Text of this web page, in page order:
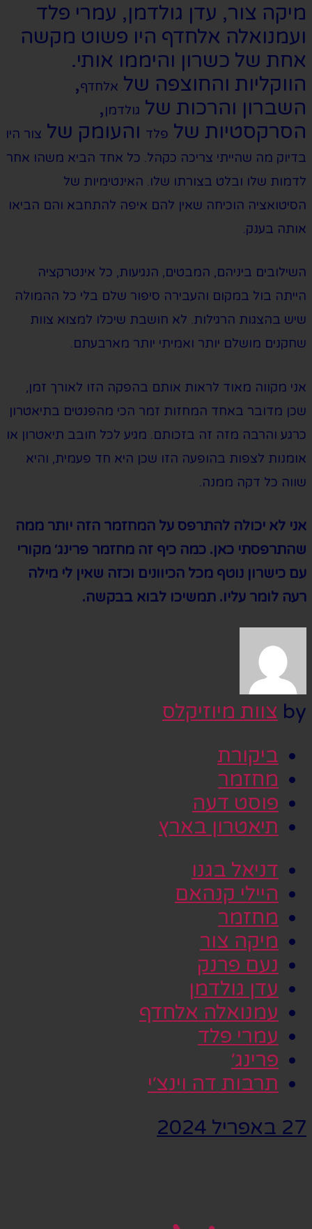
מיקה צור, עדן גולדמן, עמרי פלד
ועמנואלה אלחדף היו פשוט מקשה
אחת של כשרון והיממו אותי.
הווקליות והחוצפה של אלחדף,
השברון והרכות של גולדמן,
הסרקסטיות של פלד והעומק של צור היו
בדיוק מה שהייתי צריכה כקהל. כל אחד הביא משהו אחר
לדמות שלו ובלט בצורתו שלו. האינטימיות של
הסיטואציה הוכיחה שאין להם איפה להתחבא והם הביאו
אותה בענק.
השילובים ביניהם, המבטים, הנגיעות, כל אינטרקציה
הייתה בול במקום והעבירה סיפור שלם בלי כל ההמולה
שיש בהצגות הרגילות. לא חושבת שיכלו למצוא צוות
שחקנים מושלם יותר ואמיתי יותר מארבעתם.
אני מקווה מאוד לראות אותם בהפקה הזו לאורך זמן,
שכן מדובר באחד המחזות זמר הכי מהפנטים בתיאטרון
כרגע והרבה מזה זה בזכותם. מגיע לכל חובב תיאטרון או
אומנות לצפות בהופעה הזו שכן היא חד פעמית, והיא
שווה כל דקה ממנה.
אני לא יכולה להתרפס על המחזמר הזה יותר ממה
שהתרפסתי כאן. כמה כיף זה מחזמר פרינג׳ מקורי
עם כישרון נוטף מכל הכיוונים וכזה שאין לי מילה
רעה לומר עליו. תמשיכו לבוא בבקשה.
by צוות מיוזיקלס
ביקורת
מחזמר
פוסט דעה
תיאטרון בארץ
דניאל בגנו
היילי קנהאם
מחזמר
מיקה צור
נעם פרנק
עדן גולדמן
עמנואלה אלחדף
עמרי פלד
פרינג׳
תרבות דה וינצ׳י
27 באפריל 2024